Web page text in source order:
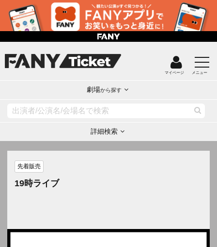
マイページ メニュー
劇場から探す
詳細検索
先着販売
19時ライブ